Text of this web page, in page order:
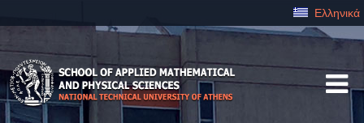
Ελληνικά